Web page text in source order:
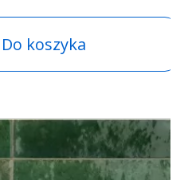
Do koszyka